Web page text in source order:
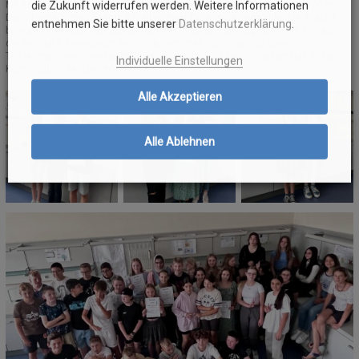
Mit Eifer und Kreativität suchten die Gruppen nach den richtigen Antworten.
Die erfolgreichsten Teams erhielten zwei Tage später eine Urkunde. Platz 1
belegten vier Mädchen aus der 6b (drei im Bild), Platz 2 ging an ein Trio aus
der 6a, Platz 3 wiederum an die 6a, vertreten durch gar nur zwei
Teilnehmerinnen. Wer hat mitgerechnet? Ja, 9 ist korrekt, aufgestellt in der
Konstellation der Geschlechter 8:1.
die Zukunft widerrufen werden. Weitere Informationen
entnehmen Sie bitte unserer Datenschutzerklärung.
Individuelle Einstellungen
Alle Akzeptieren
Alle Ablehnen